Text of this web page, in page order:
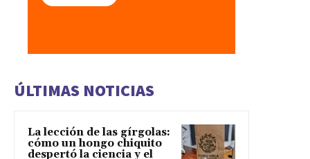
ÚLTIMAS NOTICIAS
La lección de las gírgolas:
cómo un hongo chiquito
despertó la ciencia y el